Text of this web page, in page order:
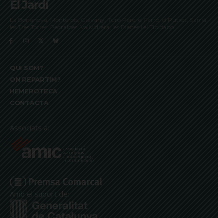
El Jardí
La Bonanova, Monterols, Galvany, Turó Parc, el Farró, el Putxet, Sarrià,
les Tres Torres, Pedralbes, Vallvidrera, les Planes i el Tibidabo
QUI SOM?
ON REPARTIM?
HEMEROTECA
CONTACTA
Associats a:
Amb el suport de: